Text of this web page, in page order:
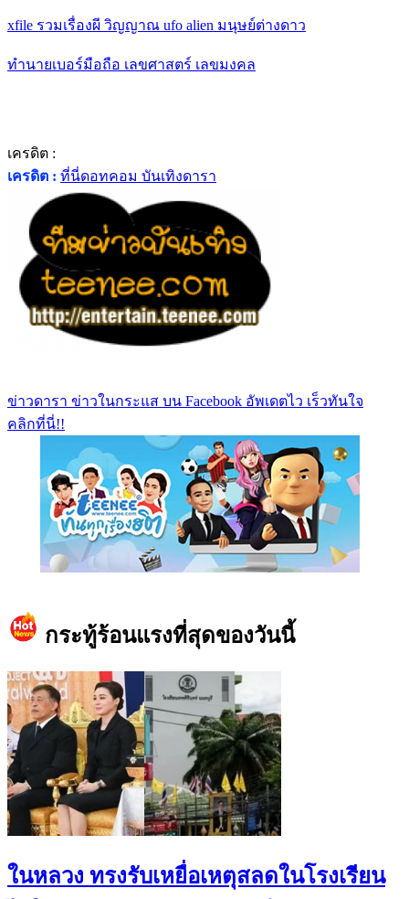
xfile รวมเรื่องผี วิญญาณ ufo alien มนุษย์ต่างดาว
ทำนายเบอร์มือถือ เลขศาสตร์ เลขมงคล
เครดิต :
เครดิต : ที่นี่ดอทคอม บันเทิงดารา
ข่าวดารา ข่าวในกระแส บน Facebook อัพเดตไว เร็วทันใจ
คลิกที่นี่!!
กระทู้ร้อนแรงที่สุดของวันนี้
ในหลวง ทรงรับเหยื่อเหตุสลดในโรงเรียน